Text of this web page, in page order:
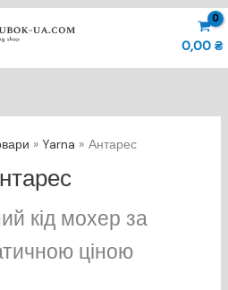
0,00 ₴
Yarna Антарес
кід мохер за
ціною